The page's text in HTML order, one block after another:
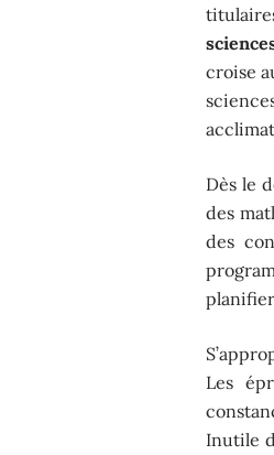
croise
Dès le
des
des
Les
Inutile